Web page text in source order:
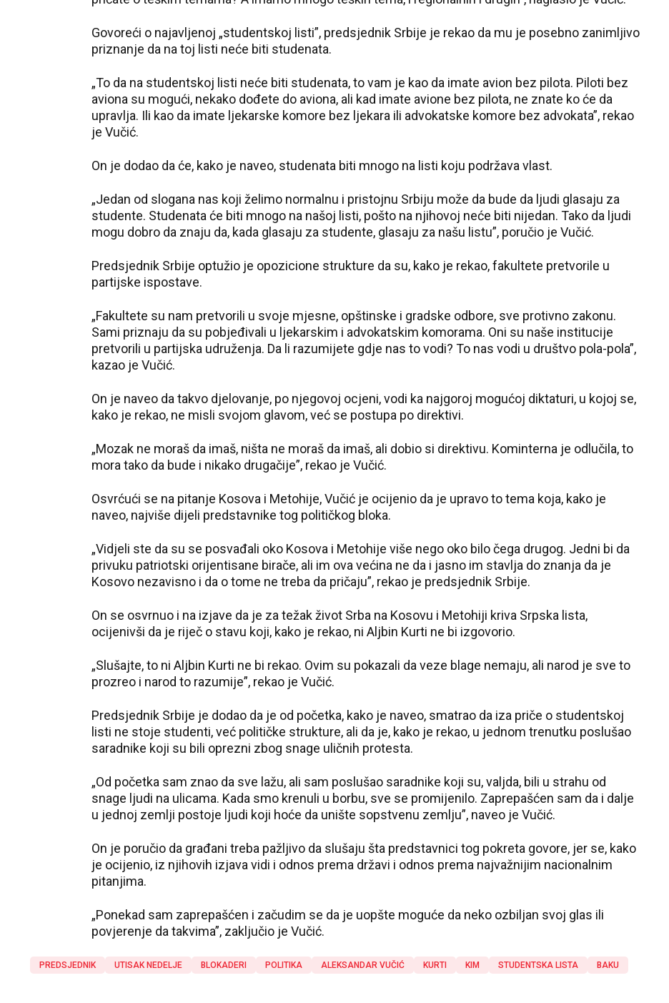
Govoreći o najavljenoj „studentskoj listi”, predsjednik Srbije je rekao da mu je posebno zanimljivo
priznanje da na toj listi neće biti studenata.
„To da na studentskoj listi neće biti studenata, to vam je kao da imate avion bez pilota. Piloti bez
aviona su mogući, nekako dođete do aviona, ali kad imate avione bez pilota, ne znate ko će da
upravlja. Ili kao da imate ljekarske komore bez ljekara ili advokatske komore bez advokata”, rekao
je Vučić.
On je dodao da će, kako je naveo, studenata biti mnogo na listi koju podržava vlast.
„Jedan od slogana nas koji želimo normalnu i pristojnu Srbiju može da bude da ljudi glasaju za
studente. Studenata će biti mnogo na našoj listi, pošto na njihovoj neće biti nijedan. Tako da ljudi
mogu dobro da znaju da, kada glasaju za studente, glasaju za našu listu”, poručio je Vučić.
Predsjednik Srbije optužio je opozicione strukture da su, kako je rekao, fakultete pretvorile u
partijske ispostave.
„Fakultete su nam pretvorili u svoje mjesne, opštinske i gradske odbore, sve protivno zakonu.
Sami priznaju da su pobjeđivali u ljekarskim i advokatskim komorama. Oni su naše institucije
pretvorili u partijska udruženja. Da li razumijete gdje nas to vodi? To nas vodi u društvo pola-pola”,
kazao je Vučić.
On je naveo da takvo djelovanje, po njegovoj ocjeni, vodi ka najgoroj mogućoj diktaturi, u kojoj se,
kako je rekao, ne misli svojom glavom, već se postupa po direktivi.
„Mozak ne moraš da imaš, ništa ne moraš da imaš, ali dobio si direktivu. Kominterna je odlučila, to
mora tako da bude i nikako drugačije”, rekao je Vučić.
Osvrćući se na pitanje Kosova i Metohije, Vučić je ocijenio da je upravo to tema koja, kako je
naveo, najviše dijeli predstavnike tog političkog bloka.
„Vidjeli ste da su se posvađali oko Kosova i Metohije više nego oko bilo čega drugog. Jedni bi da
privuku patriotski orijentisane birače, ali im ova većina ne da i jasno im stavlja do znanja da je
Kosovo nezavisno i da o tome ne treba da pričaju”, rekao je predsjednik Srbije.
On se osvrnuo i na izjave da je za težak život Srba na Kosovu i Metohiji kriva Srpska lista,
ocijenivši da je riječ o stavu koji, kako je rekao, ni Aljbin Kurti ne bi izgovorio.
„Slušajte, to ni Aljbin Kurti ne bi rekao. Ovim su pokazali da veze blage nemaju, ali narod je sve to
prozreo i narod to razumije”, rekao je Vučić.
Predsjednik Srbije je dodao da je od početka, kako je naveo, smatrao da iza priče o studentskoj
listi ne stoje studenti, već političke strukture, ali da je, kako je rekao, u jednom trenutku poslušao
saradnike koji su bili oprezni zbog snage uličnih protesta.
„Od početka sam znao da sve lažu, ali sam poslušao saradnike koji su, valjda, bili u strahu od
snage ljudi na ulicama. Kada smo krenuli u borbu, sve se promijenilo. Zaprepašćen sam da i dalje
u jednoj zemlji postoje ljudi koji hoće da unište sopstvenu zemlju”, naveo je Vučić.
On je poručio da građani treba pažljivo da slušaju šta predstavnici tog pokreta govore, jer se, kako
je ocijenio, iz njihovih izjava vidi i odnos prema državi i odnos prema najvažnijim nacionalnim
pitanjima.
„Ponekad sam zaprepašćen i začudim se da je uopšte moguće da neko ozbiljan svoj glas ili
povjerenje da takvima”, zaključio je Vučić.
PREDSJEDNIK UTISAK NEDELJE BLOKADERI POLITIKA ALEKSANDAR VUČIĆ KURTI KIM STUDENTSKA LISTA BAKU